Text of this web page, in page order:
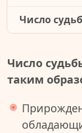
Число
Число
таким